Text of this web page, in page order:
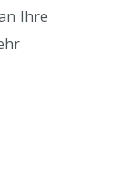
Ihre